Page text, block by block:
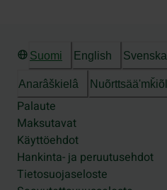
Suomi English Svenska
Anarâškielâ Nuõrttsääʹmǩiõll
Palaute
Maksutavat
Käyttöehdot
Hankinta- ja peruutusehdot
Tietosuojaseloste